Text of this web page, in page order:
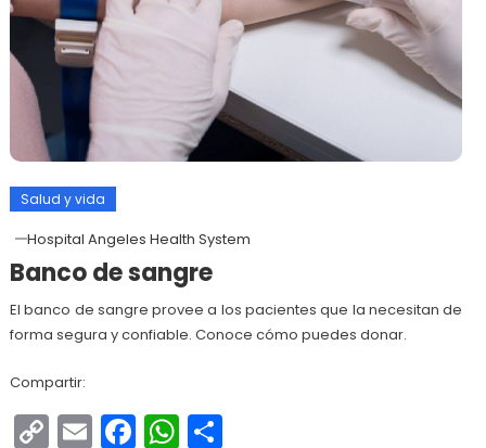
Salud y vida
Hospital Angeles Health System
Banco de sangre
El banco de sangre provee a los pacientes que la necesitan de
forma segura y confiable. Conoce cómo puedes donar.
Compartir:
CopyEmailFacebook
WhatsApp
Compartir